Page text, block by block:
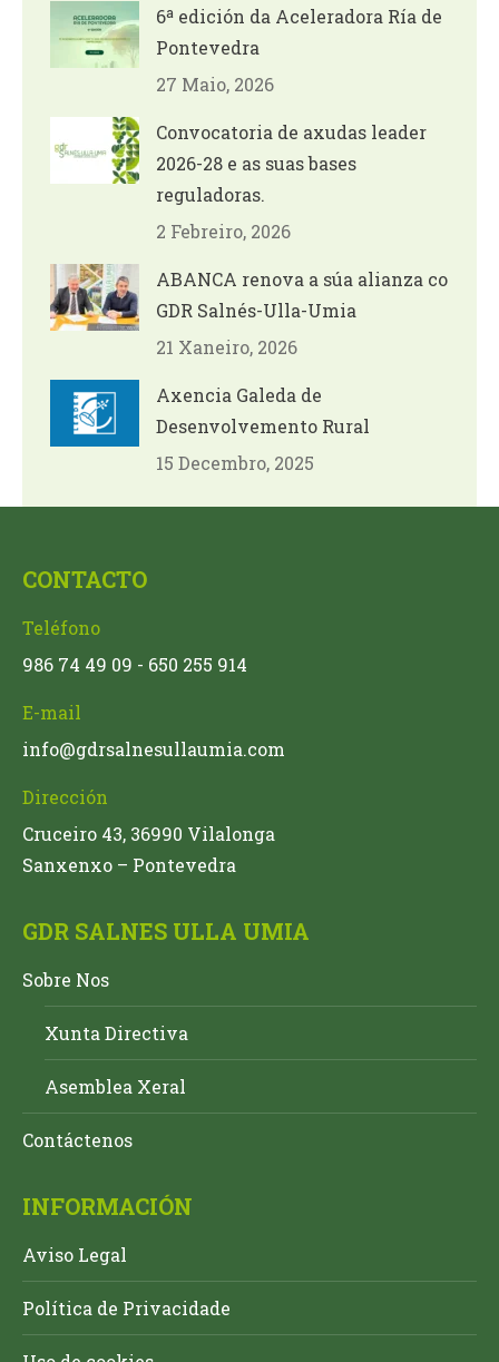
6ª edición da Aceleradora Ría de
Pontevedra
27 Maio, 2026
Convocatoria de axudas leader
2026-28 e as suas bases
reguladoras.
2 Febreiro, 2026
ABANCA renova a súa alianza co
GDR Salnés-Ulla-Umia
21 Xaneiro, 2026
Axencia Galeda de
Desenvolvemento Rural
15 Decembro, 2025
CONTACTO
Teléfono
986 74 49 09 - 650 255 914
E-mail
info@gdrsalnesullaumia.com
Dirección
Cruceiro 43, 36990 Vilalonga
Sanxenxo – Pontevedra
GDR SALNES ULLA UMIA
Sobre Nos
Xunta Directiva
Asemblea Xeral
Contáctenos
INFORMACIÓN
Aviso Legal
Política de Privacidade